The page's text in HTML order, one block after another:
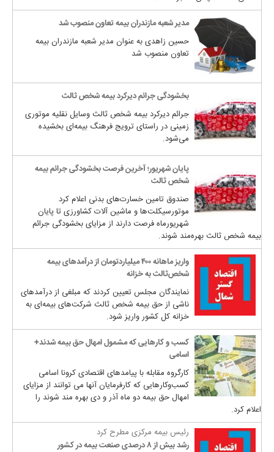
مدیر شعبه مازندران بیمه تعاون منصوب شد
حسین زاهدی به عنوان مدیر شعبه مازندران بیمه
تعاون منصوب شد
بخشودگی جرائم دیرکرد بیمه شخص ثالث
جرائم دیرکرد بیمه شخص ثالث وسایل نقلیه موتوری
زمینی در راستای ترویج فرهنگ بیمه‌ای بخشیده
می‌شود.
پایان شهریور؛ آخرین فرصت بخشودگی جرائم بیمه
شخص ثالث
صندوق تامین خسارت‌های بدنی اعلام کرد
موتورسیکلت‌ها و ماشین آلات کشاورزی تا پایان
شهریورماه فرصت دارند از مزایای بخشودگی جرائم
بیمه شخص ثالث بهره‌مند شوند.
واریز ماهانه ۴۰۰ میلیاردتومان از درآمدهای بیمه‌
شخص‌ثالث به خزانه
نمایندگان مجلس تعیین کردند که مبلغی از درآمدهای
ناشی از حق بیمه شخص ثالث شرکت‌های بیمه‌ای به
خزانه کل کشور واریز شود.
کسب و کارهایی که مشمول امهال حق بیمه شدند+
اسامی
کارگروه مقابله با پیامدهای اقتصادی کرونا اسامی
کسب‌وکارهایی که کارفرمایان آنها می توانند از مزایای
امهال حق بیمه دو ماه آذر و دی بهره مند شوند را
اعلام کرد.
رئیس بیمه مرکزی مطرح کرد
رشد بیش از ۸ درصدی صنعت بیمه در کشور